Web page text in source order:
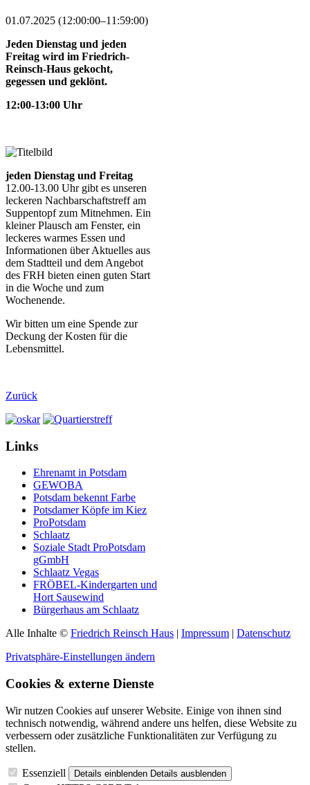
01.07.2025 (12:00:00–11:59:00)
Jeden Dienstag und jeden
Freitag wird im Friedrich-
Reinsch-Haus gekocht,
gegessen und geklönt.
12:00-13:00 Uhr
jeden Dienstag und Freitag
12.00-13.00 Uhr gibt es unseren
leckeren Nachbarschaftstreff am
Suppentopf zum Mitnehmen. Ein
kleiner Plausch am Fenster, ein
leckeres warmes Essen und
Informationen über Aktuelles aus
dem Stadtteil und dem Angebot
des FRH bieten einen guten Start
in die Woche und zum
Wochenende.
Wir bitten um eine Spende zur
Deckung der Kosten für die
Lebensmittel.
Zurück
Links
Ehrenamt in Potsdam
GEWOBA
Potsdam bekennt Farbe
Potsdamer Köpfe im Kiez
ProPotsdam
Schlaatz
Soziale Stadt ProPotsdam
gGmbH
Schlaatz Vegas
FRÖBEL-Kindergarten und
Hort Sausewind
Bürgerhaus am Schlaatz
Alle Inhalte © Friedrich Reinsch Haus | Impressum | Datenschutz
Privatsphäre-Einstellungen ändern
Cookies & externe Dienste
Wir nutzen Cookies auf unserer Website. Einige von ihnen sind
technisch notwendig, während andere uns helfen, diese Website zu
verbessern oder zusätzliche Funktionalitäten zur Verfügung zu
stellen.
Essenziell Details einblenden Details ausblenden